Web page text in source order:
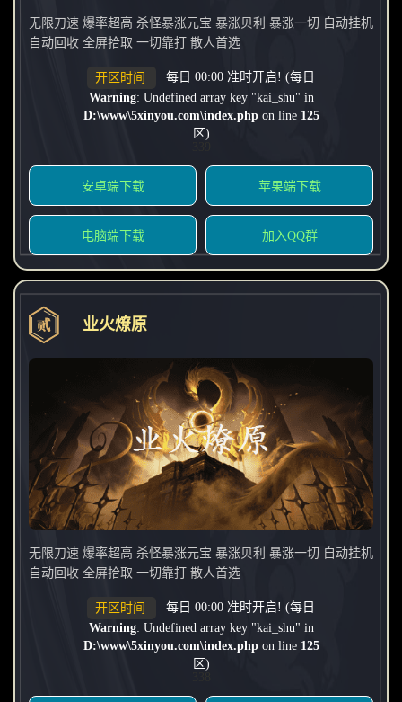
无限刀速 爆率超高 杀怪暴涨元宝 暴涨贝利 暴涨一切 自动挂机
自动回收 全屏拾取 一切靠打 散人首选
开区时间
每日 00:00 准时开启! (每日
Warning: Undefined array key "kai_shu" in
D:\www\5xinyou.com\index.phpon line 125
区)
安卓端下载 苹果端下载
电脑端下载 加入QQ群
业火燎原
无限刀速 爆率超高 杀怪暴涨元宝 暴涨贝利 暴涨一切 自动挂机
自动回收 全屏拾取 一切靠打 散人首选
开区时间
每日 00:00 准时开启! (每日
Warning: Undefined array key "kai_shu" in
D:\www\5xinyou.com\index.phpon line 125
区)